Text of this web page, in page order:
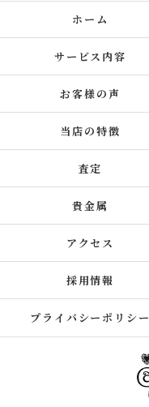
ホーム
サービス内容
お客様の声
当店の特徴
査定
貴金属
アクセス
採用情報
プライバシーポリシー